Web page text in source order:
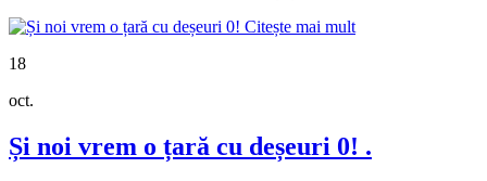
Citește mai mult
18
oct.
Și noi vrem o țară cu deșeuri 0! .